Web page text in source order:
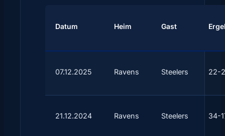
Datum Heim Gast
07.12.2025 Ravens Steelers 22-
21.12.2024 Ravens Steelers 34-